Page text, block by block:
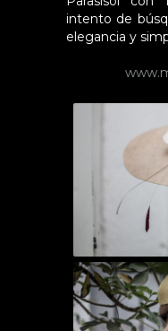
intento de
elegancia y